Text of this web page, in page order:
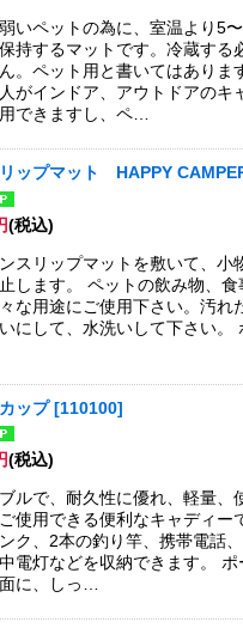
いペットの為に、室温より5
持するマットです。冷蔵する
。ペット用と書いてはありま
がインドア、アウトドアのキ
できますし、ペ…
ップマット HAPPY
(税込)
スリップマットを敷いて、小
します。 ペットの飲み物、
な用途にご使用下さい。汚れ
にして、水洗いして下さい。
ップ [110100]
(税込)
ルで、耐久性に優れ、軽量、
使用できる便利なキャディー
ク、2本の釣り竿、携帯電話
電灯などを収納できます。 ポ
に、しっ…